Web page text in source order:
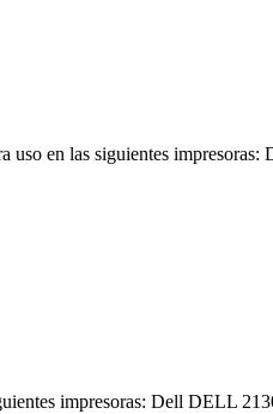
uso en las siguientes
impresoras: Dell DELL